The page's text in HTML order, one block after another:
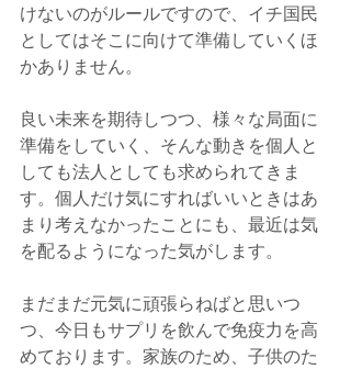
けないのがルールですので、イチ国民
としてはそこに向けて準備していくほ
かありません。
良い未来を期待しつつ、様々な局面に
準備をしていく、そんな動きを個人と
しても法人としても求められてきま
す。個人だけ気にすればいいときはあ
まり考えなかったことにも、最近は気
を配るようになった気がします。
まだまだ元気に頑張らねばと思いつ
つ、今日もサプリを飲んで免疫力を高
めております。家族のため、子供のた